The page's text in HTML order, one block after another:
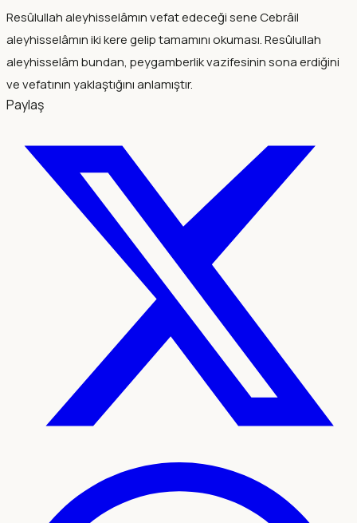
Resûlullah aleyhisselâmın vefat edeceği sene Cebrâil
aleyhisselâmın iki kere gelip tamamını okuması. Resûlullah
aleyhisselâm bundan, peygamberlik vazifesinin sona erdiğini
ve vefatının yaklaştığını anlamıştır.
Paylaş